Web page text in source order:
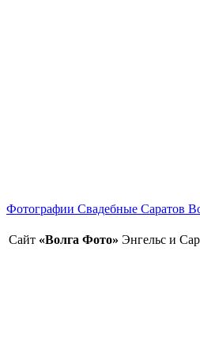
Фотографии Свадебные Саратов
Сайт «Волга Фото» Энгельс и